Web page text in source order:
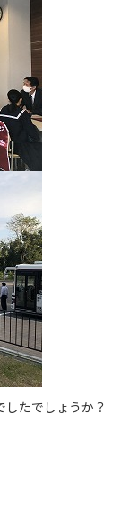
たでしょうか？